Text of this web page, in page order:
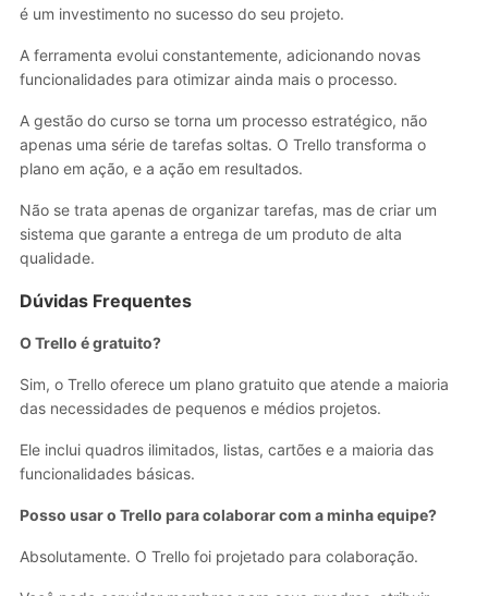
é um investimento no sucesso do seu projeto.
A ferramenta evolui constantemente, adicionando novas
funcionalidades para otimizar ainda mais o processo.
A gestão do curso se torna um processo estratégico, não
apenas uma série de tarefas soltas. O Trello transforma o
plano em ação, e a ação em resultados.
Não se trata apenas de organizar tarefas, mas de criar um
sistema que garante a entrega de um produto de alta
qualidade.
Dúvidas Frequentes
O Trello é gratuito?
Sim, o Trello oferece um plano gratuito que atende a maioria
das necessidades de pequenos e médios projetos.
Ele inclui quadros ilimitados, listas, cartões e a maioria das
funcionalidades básicas.
Posso usar o Trello para colaborar com a minha equipe?
Absolutamente. O Trello foi projetado para colaboração.